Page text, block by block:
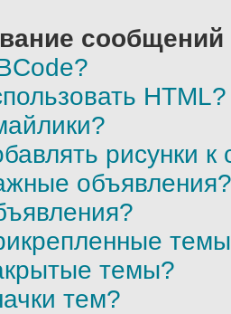
HTML?
рисунки
объявления?
темы?
тем?